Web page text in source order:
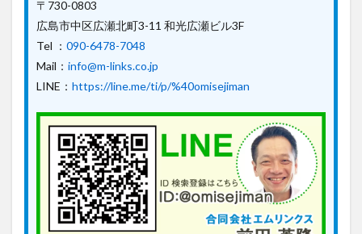
〒730-0803
広島市中区広瀬北町3-11 和光広瀬ビル3F
Tel ： 090-6478-7048
Mail： info@m-links.co.jp
LINE： https://line.me/ti/p/%40omisejiman